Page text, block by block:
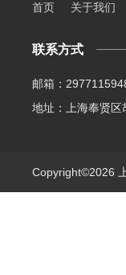
首页 关于我们
联系方式
邮箱：
地址：上海奉贤区
Copyright©2026